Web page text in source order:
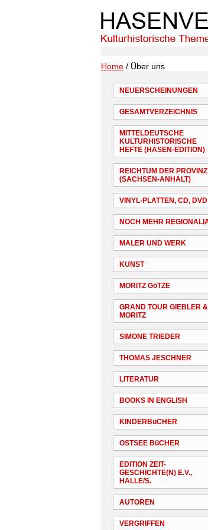
Home / Über uns
NEUERSCHEINUNGEN
GESAMTVERZEICHNIS
MITTELDEUTSCHE
KULTURHISTORISCHE
HEFTE (HASEN-EDITION)
REICHTUM DER PROVINZ
(SACHSEN-ANHALT)
VINYL-PLATTEN, CD, DVD
NOCH MEHR
MALER UND WERK
KUNST
MORITZ GöTZE
GRAND TOUR GIEBLER &
MORITZ
SIMONE TRIEDER
THOMAS JESCHNER
LITERATUR
BOOKS IN ENGLISH
KINDERBüCHER
OSTSEE BüCHER
EDITION ZEIT-
GESCHICHTE(N) E.V.,
HALLE/S.
AUTOREN
VERGRIFFEN